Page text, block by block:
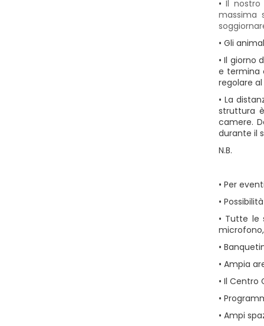
• Ampi
•
• Il
• Ampia
•
• Tutte le
•
• Per
N.B.
• La
struttura
camere.
durante il
• Il giorno
e termina
regolare
• Gli
• Il nostro
massima